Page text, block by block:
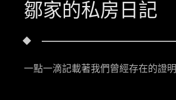
鄒家的私房日記
一點一滴記載著我們曾經存在的證明